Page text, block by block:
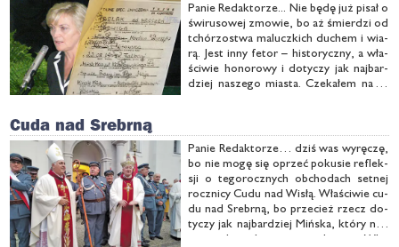
Pa­nie Re­dak­to­rze... Nie bę­dę już pi­sał o
świ­ru­so­wej zmo­wie, bo aż śmier­dzi od
tchó­rzo­stwa ma­lucz­kich du­chem i wia­
rą. Jest in­ny fe­tor – hi­sto­rycz­ny, a wła­
ści­wie ho­no­ro­wy i do­ty­czy jak naj­bar­
dziej na­sze­go mia­sta. Cze­ka­łem na te
Cuda nad Srebrną
Pa­nie Re­dak­to­rze… dziś was wy­rę­czę,
bo nie mo­gę się oprzeć po­ku­sie re­flek­
sji o te­go­rocz­nych ob­cho­dach set­nej
rocz­ni­cy Cu­du nad Wi­słą. Wła­ści­wie cu­
du nad Srebr­ną, bo prze­cież rzecz do­
ty­czy jak naj­bar­dziej Miń­ska, któ­ry nad
tym cie­kiem le­ży i pra­wie kwi­czy. Wła­